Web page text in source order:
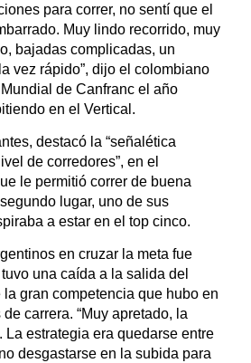
para correr, no sentí que el
Muy lindo recorrido, muy
bajadas complicadas, un
vez rápido”, dijo el colombiano
de Canfranc el año
en el Vertical.
destacó la “señalética
de corredores”, en el
le permitió correr de buena
lugar, uno de sus
a estar en el top cinco.
en cruzar la meta fue
una caída a la salida del
gran competencia que hubo en
carrera. “Muy apretado, la
La estrategia era quedarse entre
desgastarse en la subida para